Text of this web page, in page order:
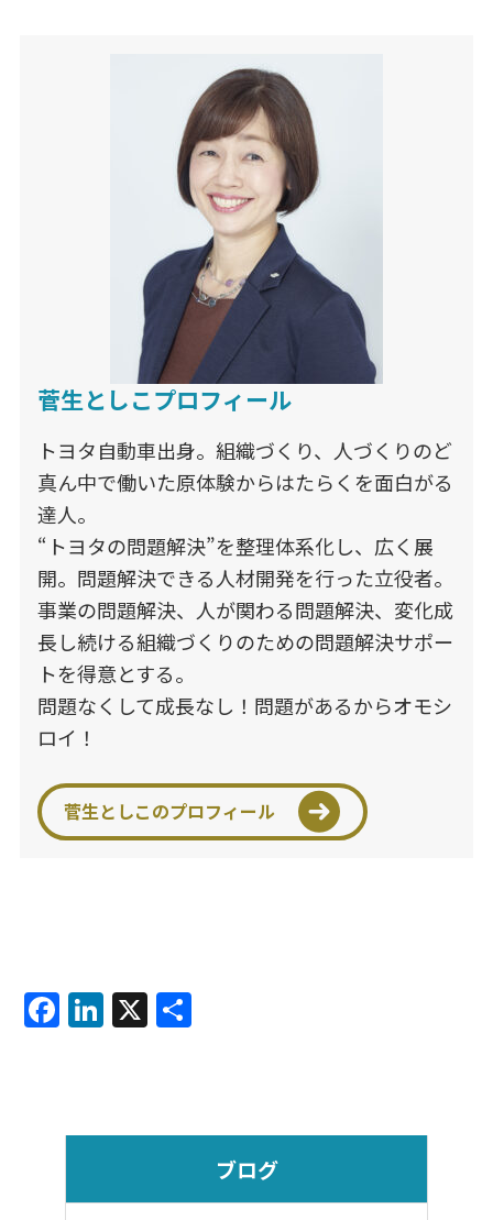
菅生としこプロフィール
トヨタ自動車出身。組織づくり、人づくりのど
真ん中で働いた原体験からはたらくを面白がる
達人。
“トヨタの問題解決”を整理体系化し、広く展
開。問題解決できる人材開発を行った立役者。
事業の問題解決、人が関わる問題解決、変化成
長し続ける組織づくりのための問題解決サポー
トを得意とする。
問題なくして成長なし！問題があるからオモシ
ロイ！
菅生としこのプロフィール
F
b
Li
dI
X 共
ブログ